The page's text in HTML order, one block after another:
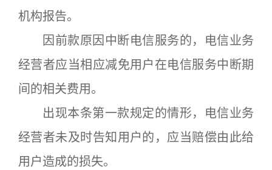
机构报告。
因前款原因中断电信服务的，电信业务
经营者应当相应减免用户在电信服务中断期
间的相关费用。
出现本条第一款规定的情形，电信业务
经营者未及时告知用户的，应当赔偿由此给
用户造成的损失。